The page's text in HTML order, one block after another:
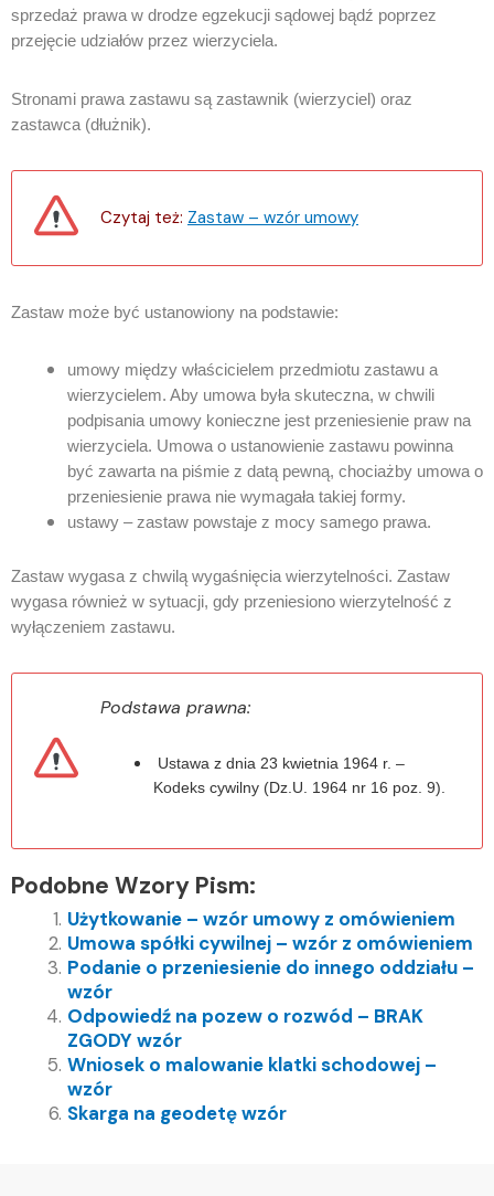
sprzedaż prawa w drodze egzekucji sądowej bądź poprzez
przejęcie udziałów przez wierzyciela.
Stronami prawa zastawu są zastawnik (wierzyciel) oraz
zastawca (dłużnik).
Czytaj też: Zastaw – wzór umowy
Zastaw może być ustanowiony na podstawie:
umowy między właścicielem przedmiotu zastawu a
wierzycielem. Aby umowa była skuteczna, w chwili
podpisania umowy konieczne jest przeniesienie praw na
wierzyciela. Umowa o ustanowienie zastawu powinna
być zawarta na piśmie z datą pewną, chociażby umowa o
przeniesienie prawa nie wymagała takiej formy.
ustawy – zastaw powstaje z mocy samego prawa.
Zastaw wygasa z chwilą wygaśnięcia wierzytelności. Zastaw
wygasa również w sytuacji, gdy przeniesiono wierzytelność z
wyłączeniem zastawu.
Podstawa prawna:
Ustawa z dnia 23 kwietnia 1964 r. –
Kodeks cywilny (Dz.U. 1964 nr 16 poz. 9).
Podobne Wzory Pism:
Użytkowanie – wzór umowy z omówieniem
Umowa spółki cywilnej – wzór z omówieniem
Podanie o przeniesienie do innego oddziału –
wzór
Odpowiedź na pozew o rozwód – BRAK
ZGODY wzór
Wniosek o malowanie klatki schodowej –
wzór
Skarga na geodetę wzór